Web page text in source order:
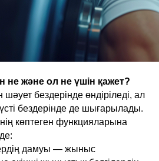
не және ол не үшін қажет?
шәует бездерінде өндіріледі, ал
бездерінде де шығарылады.
көптеген функцияларына
дамуы — жыныс